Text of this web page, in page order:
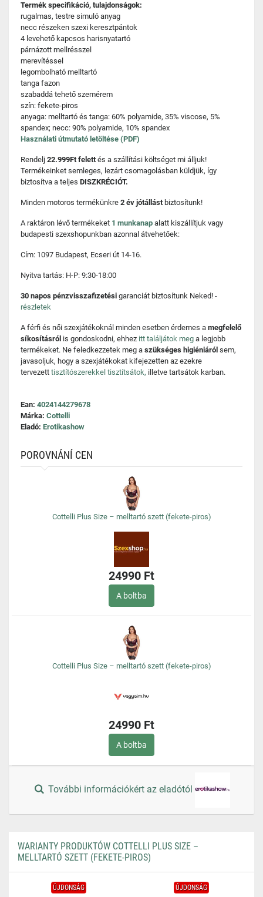
Termék specifikáció, tulajdonságok:
rugalmas, testre simuló anyag
necc részeken szexi keresztpántok
4 levehető kapcsos harisnyatartó
párnázott mellrésszel
merevítéssel
legombolható melltartó
tanga fazon
szabaddá tehető szemérem
szín: fekete-piros
anyaga: melltartó és tanga: 60% polyamide, 35% viscose, 5%
spandex; necc: 90% polyamide, 10% spandex
Használati útmutató letöltése (PDF)
Rendelj 22.999Ft felettés a szállítási költséget mi álljuk!
Termékeinket semleges, lezárt csomagolásban küldjük, így
biztosítva a teljes DISZKRÉCIÓT.
Minden motoros termékünkre 2 év jótállást biztosítunk!
A raktáron lévő termékeket 1 munkanap alatt kiszállítjuk vagy
budapesti szexshopunkban azonnal átvehetőek:
Cím: 1097 Budapest, Ecseri út 14-16.
Nyitva tartás: H-P: 9:30-18:00
30 napos pénzvisszafizetési garanciát biztosítunk Neked! -
részletek
A férfi és női szexjátékoknál minden esetben érdemes a megfelelő
síkosításról is gondoskodni, ehhez itt találjátok meg a legjobb
termékeket. Ne feledkezzetek meg a szükséges higiéniáról sem,
javasoljuk, hogy a szexjátékokat kifejezetten az ezekre
tervezett tisztítószerekkel tisztítsátok, illetve tartsátok karban.
Ean: 4024144279678
Márka: Cottelli
Eladó: Erotikashow
POROVNÁNÍ CEN
Cottelli Plus Size – melltartó szett (fekete-piros)
24990 Ft
A boltba
Cottelli Plus Size – melltartó szett (fekete-piros)
24990 Ft
A boltba
További információkért az eladótól
WARIANTY PRODUKTÓW COTTELLI PLUS SIZE –
MELLTARTÓ SZETT (FEKETE-PIROS)
ÚJDONSÁG ÚJDONSÁG